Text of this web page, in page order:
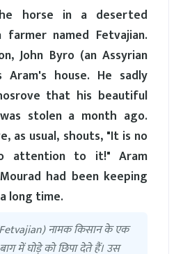
horse in a deserted
named Fetvajian.
John Byro (an Assyrian
house. He sadly
that his beautiful
stolen a month ago.
as usual, shouts, "It is no
attention to it!" Aram
had been keeping
long time.
नामक किसान के एक
में घोड़े को छिपा देते हैं। उस